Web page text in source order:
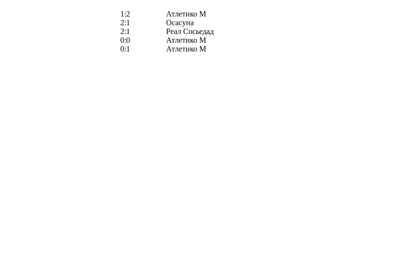
1:2
Атлетико М
2:1
Осасуна
2:1
Реал Сосьедад
0:0
Атлетико М
0:1
Атлетико М